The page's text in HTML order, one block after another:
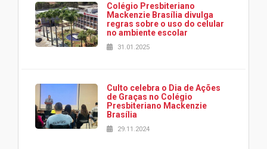
Colégio Presbiteriano
Mackenzie Brasília divulga
regras sobre o uso do celular
no ambiente escolar
31.01.2025
Culto celebra o Dia de Ações
de Graças no Colégio
Presbiteriano Mackenzie
Brasília
29.11.2024